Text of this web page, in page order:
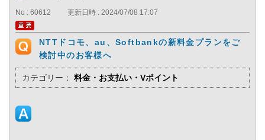
No : 60612 更新日時 : 2024/07/08 17:07
NTTドコモ、au、Softbankの新料金プランをご
検討中のお客様へ
カテゴリー： 料金・お支払い・Vポイント